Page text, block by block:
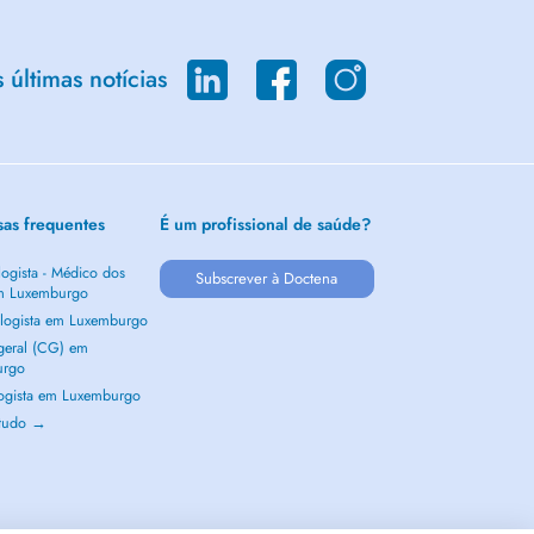
últimas notícias
frequentes
- Médico dos
Luxemburgo
em Luxemburgo
(CG) em
em Luxemburgo
→
É um profissional de saúde?
Subscrever à Doctena